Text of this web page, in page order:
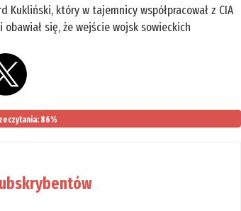
Kukliński, który w tajemnicy współpracował z CIA
się, że wejście wojsk sowieckich
86%